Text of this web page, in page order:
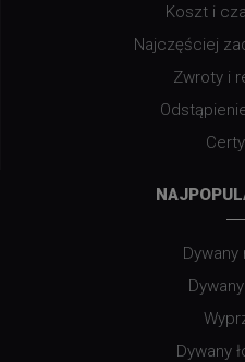
Koszt i
Najczęściej
Zwroty i
Dywany